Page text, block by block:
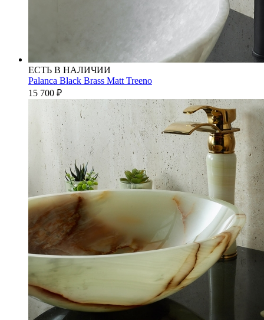
ЕСТЬ В НАЛИЧИИ
Palanca Black Brass Matt Treeno
15 700 ₽